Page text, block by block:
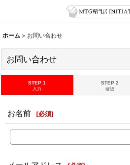
ホーム > お問い合わせ
お問い合わせ
STEP 1
入力
STEP 2
確認
お名前 [必須]